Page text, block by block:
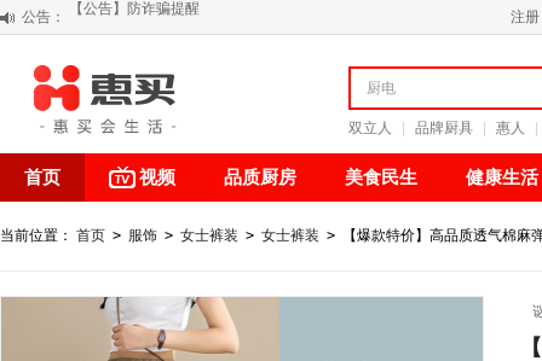
公告：
阳春三月 惠买带你感受第一颗黄果柑的清新甘甜
【公告】防诈骗提醒
【积分调整公告】
注册
双立人 品牌厨具 惠人
首页 视频 品质厨房 美食民生 健康生活
当前位置： 首页 > 服饰 > 女士裤装 > 女士裤装 > 【爆款特价】高品质透气棉麻